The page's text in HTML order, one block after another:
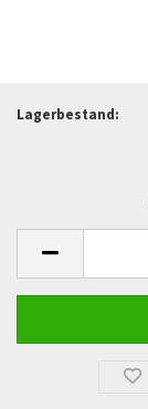
Lagerbestand: